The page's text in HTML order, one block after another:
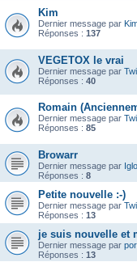
Kim
Dernier message par
Réponses : 137
VEGETOX le vrai
Dernier message par
Réponses : 40
Romain
Dernier message par
Réponses : 85
Browarr
Dernier message par
Réponses : 8
Petite nouvelle :-)
Dernier message par
Réponses : 13
je suis nouvelle et
Dernier message par
Réponses : 13